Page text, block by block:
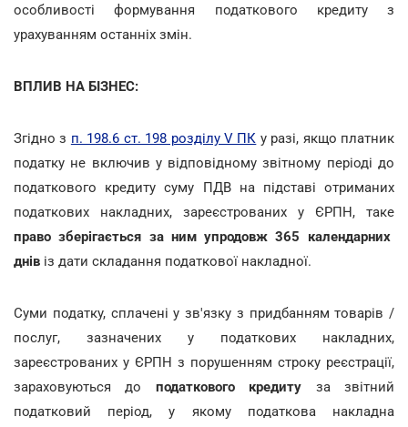
особливості формування податкового кредиту з
урахуванням останніх змін.
ВПЛИВ НА БІЗНЕС:
Згідно з п. 198.6 ст. 198 розділу V ПК у разі, якщо платник
податку не включив у відповідному звітному періоді до
податкового кредиту суму ПДВ на підставі отриманих
податкових накладних, зареєстрованих у ЄРПН, таке
право зберігається за ним упродовж 365 календарних
днів із дати складання податкової накладної.
Суми податку, сплачені у зв'язку з придбанням товарів /
послуг, зазначених у податкових накладних,
зареєстрованих у ЄРПН з порушенням строку реєстрації,
зараховуються до податкового кредиту за звітний
податковий період, у якому податкова накладна